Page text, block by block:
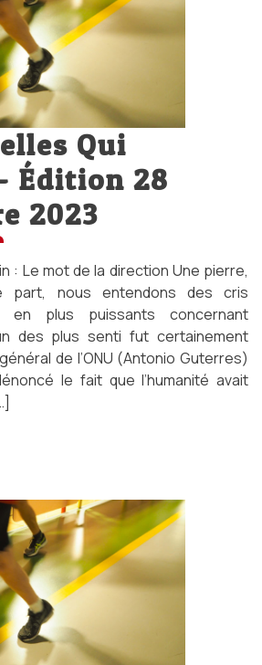
Qui
Édition 28
2023
: Le mot de la direction Une pierre,
part, nous entendons des cris
en plus puissants concernant
des plus senti fut certainement
de l’ONU (Antonio Guterres)
le fait que l’humanité avait